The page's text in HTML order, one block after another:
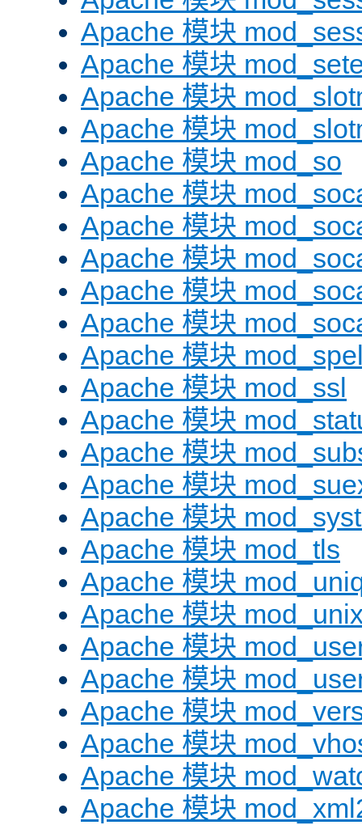
Apache 模块
Apache 模块
Apache 模块
Apache 模块
Apache 模块 mod_so
Apache 模块
Apache 模块
Apache 模块
Apache 模块
Apache 模块
Apache 模块
Apache 模块 mod_ssl
Apache 模块
Apache 模块
Apache 模块
Apache 模块
Apache 模块 mod_tls
Apache 模块
Apache 模块
Apache 模块
Apache 模块
Apache 模块
Apache 模块
Apache 模块
Apache 模块